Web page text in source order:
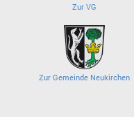
Zur VG
Zur Gemeinde Neukirchen